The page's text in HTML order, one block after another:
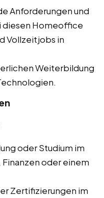
Anforderungen und
Homeoffice
Vollzeitjobs in
Weiterbildung
oder Studium im
oder einem
Zertifizierungen im